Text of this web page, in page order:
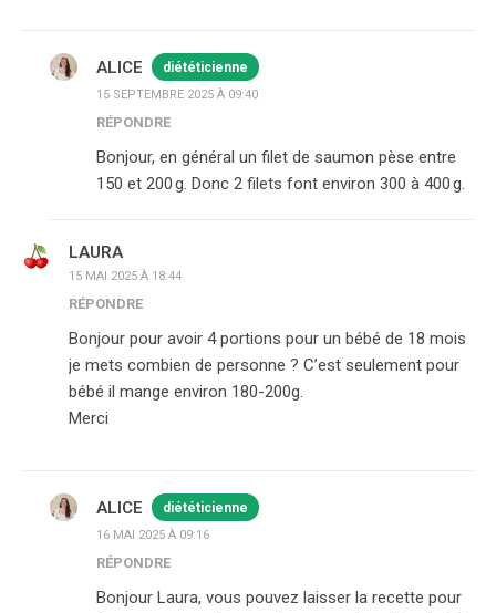
ALICE diététicienne
15 SEPTEMBRE 2025 À 09:40
RÉPONDRE
Bonjour, en général un filet de saumon pèse entre
150 et 200 g. Donc 2 filets font environ 300 à 400 g.
LAURA
15 MAI 2025 À 18:44
RÉPONDRE
Bonjour pour avoir 4 portions pour un bébé de 18 mois
je mets combien de personne ? C’est seulement pour
bébé il mange environ 180-200g.
Merci
ALICE diététicienne
16 MAI 2025 À 09:16
RÉPONDRE
Bonjour Laura, vous pouvez laisser la recette pour